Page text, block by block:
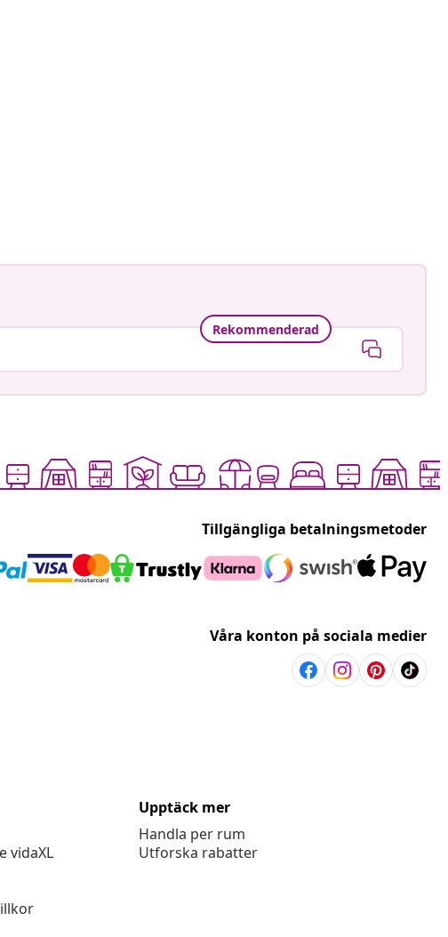
Rekommenderad
Tillgängliga betalningsmetoder
Våra konton på sociala medier
vidaXL
Upptäck mer
Handla per rum
Utforska rabatter